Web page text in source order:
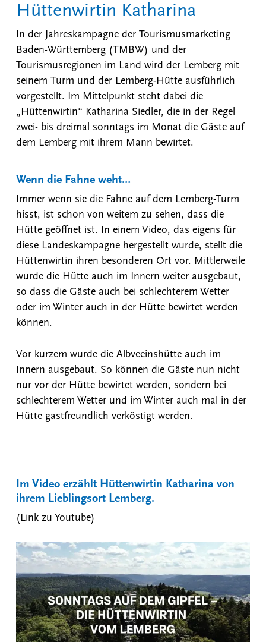
Hüttenwirtin Katharina
In der Jahreskampagne der Tourismusmarketing
Baden-Württemberg (TMBW) und der
Tourismusregionen im Land wird der Lemberg mit
seinem Turm und der Lemberg-Hütte ausführlich
vorgestellt. Im Mittelpunkt steht dabei die
„Hüttenwirtin“ Katharina Siedler, die in der Regel
zwei- bis dreimal sonntags im Monat die Gäste auf
dem Lemberg mit ihrem Mann bewirtet.
Wenn die Fahne weht…
Immer wenn sie die Fahne auf dem Lemberg-Turm
hisst, ist schon von weitem zu sehen, dass die
Hütte geöffnet ist. In einem Video, das eigens für
diese Landeskampagne hergestellt wurde, stellt die
Hüttenwirtin ihren besonderen Ort vor. Mittlerweile
wurde die Hütte auch im Innern weiter ausgebaut,
so dass die Gäste auch bei schlechterem Wetter
oder im Winter auch in der Hütte bewirtet werden
können.
Vor kurzem wurde die Albveeinshütte auch im
Innern ausgebaut. So können die Gäste nun nicht
nur vor der Hütte bewirtet werden, sondern bei
schlechterem Wetter und im Winter auch mal in der
Hütte gastfreundlich verköstigt werden.
Im Video erzählt Hüttenwirtin Katharina von
ihrem Lieblingsort Lemberg.
(Link zu Youtube)
Play Video